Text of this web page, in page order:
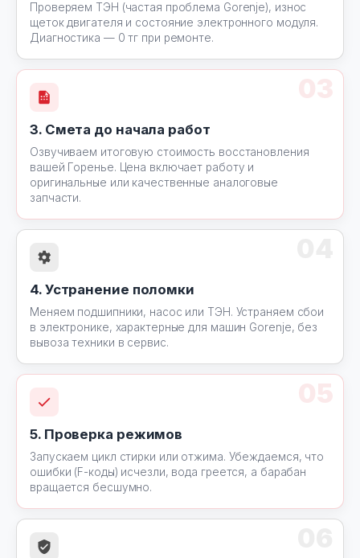
Проверяем ТЭН (частая проблема Gorenje), износ
щеток двигателя и состояние электронного модуля.
Диагностика — 0 тг при ремонте.
3. Смета до начала работ
Озвучиваем итоговую стоимость восстановления
вашей Горенье. Цена включает работу и
оригинальные или качественные аналоговые
запчасти.
4. Устранение поломки
Меняем подшипники, насос или ТЭН. Устраняем сбои
в электронике, характерные для машин Gorenje, без
вывоза техники в сервис.
5. Проверка режимов
Запускаем цикл стирки или отжима. Убеждаемся, что
ошибки (F-коды) исчезли, вода греется, а барабан
вращается бесшумно.